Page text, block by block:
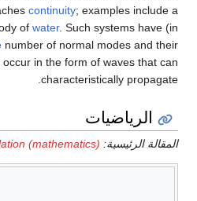
continuity; examples include a
of water. Such systems have (in
number of normal modes and their
occur in the form of waves that can
characteristically propagate.
الرياضيات
المقالة الرئيسية: (mathematics)